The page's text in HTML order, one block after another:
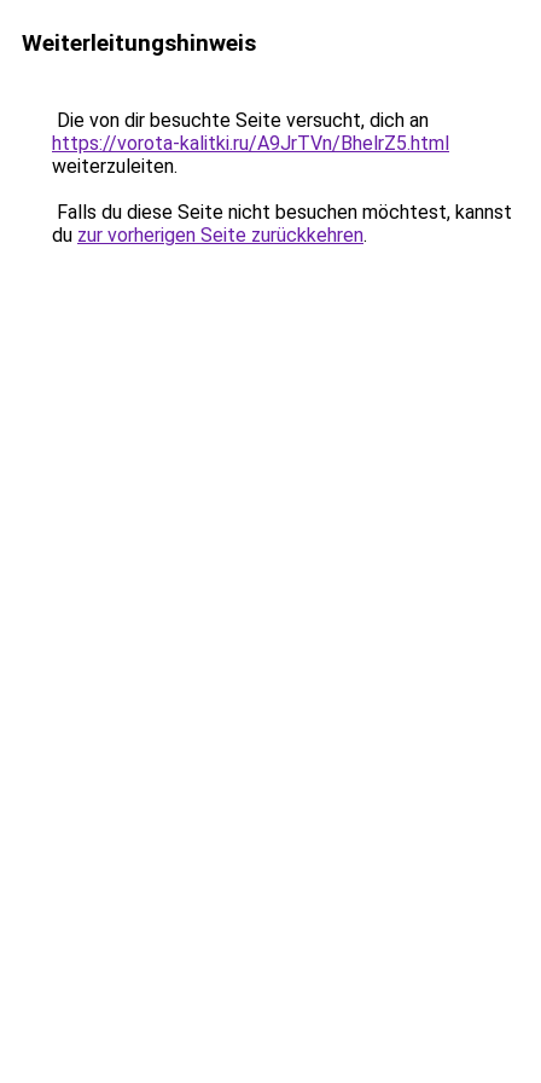
Weiterleitungshinweis
Die von dir besuchte Seite versucht, dich an
https://vorota-kalitki.ru/A9JrTVn/BhelrZ5.html
weiterzuleiten.
Falls du diese Seite nicht besuchen möchtest, kannst
du zur vorherigen Seite zurückkehren.